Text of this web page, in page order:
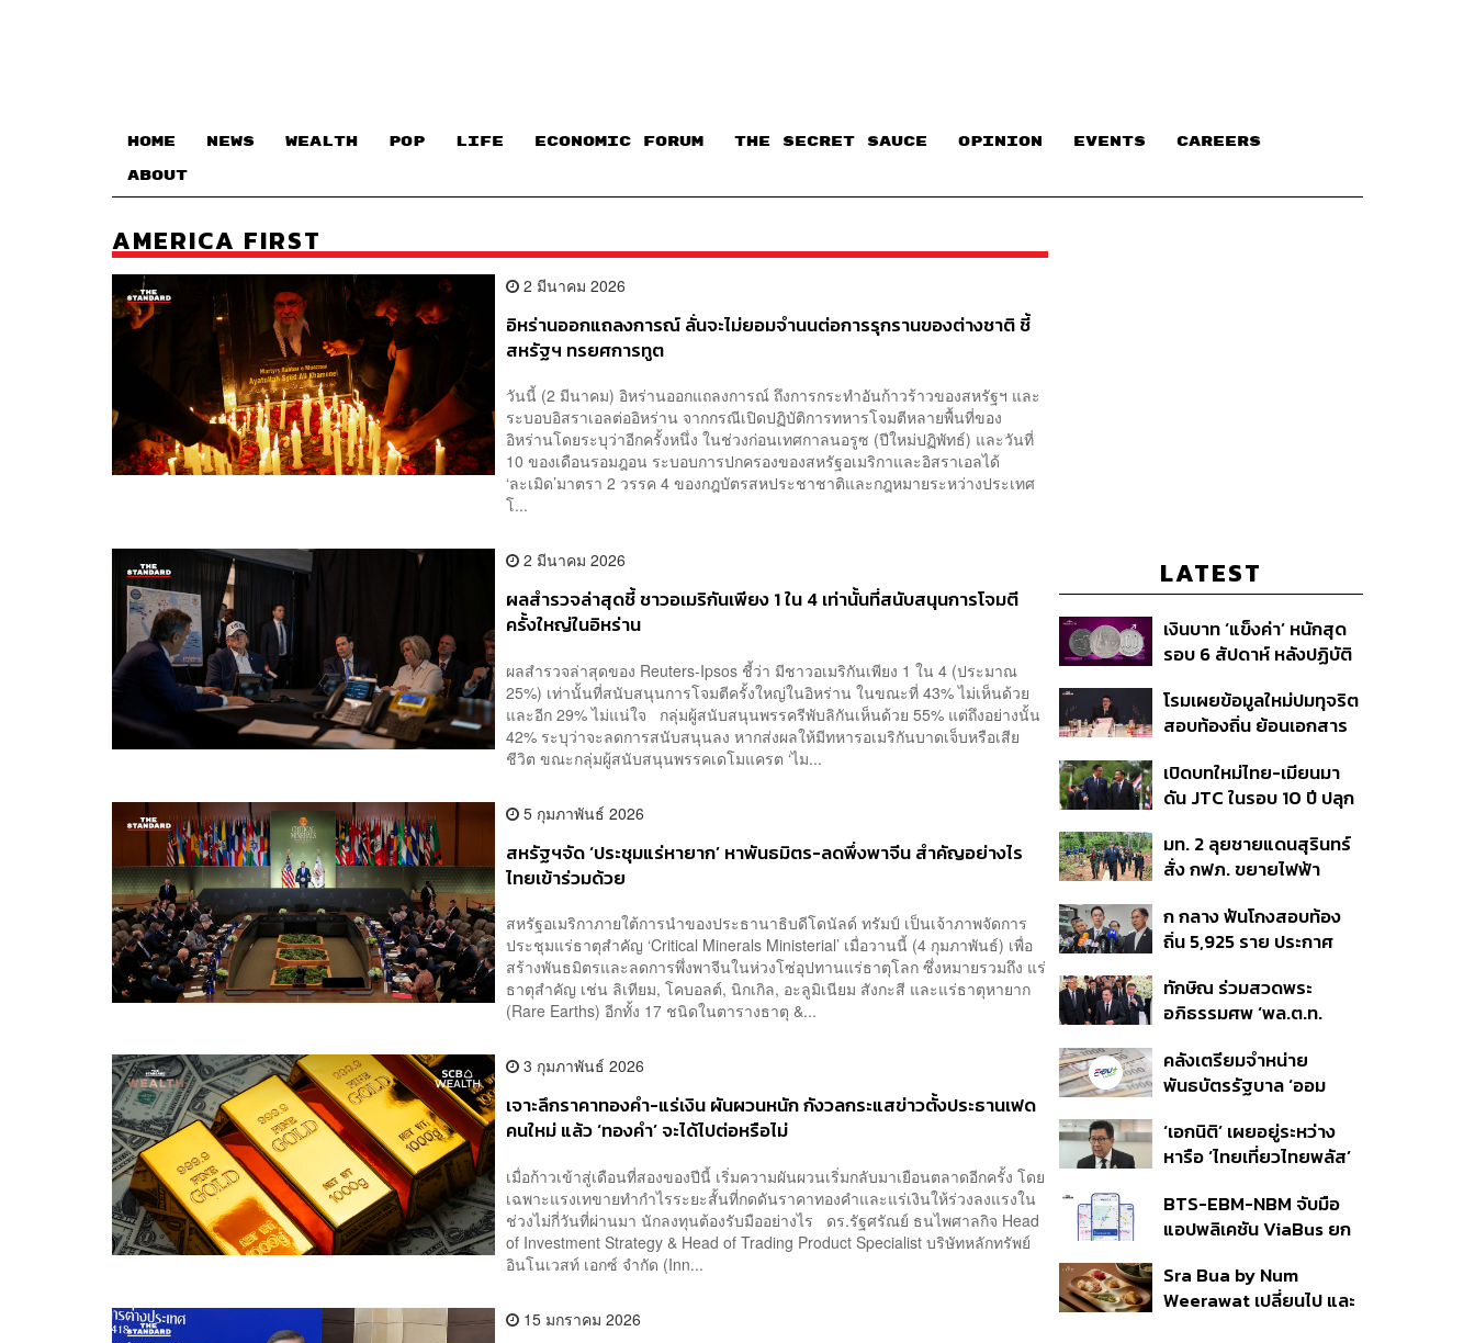
HOME NEWS WEALTH POP LIFE ECONOMIC FORUM THE SECRET SAUCE​ OPINION EVENTS CAREERS
ABOUT
AMERICA FIRST
2 มีนาคม 2026
อิหร่านออกแถลงการณ์ ลั่นจะไม่ยอมจำนนต่อการรุกรานของต่างชาติ ชี้
สหรัฐฯ ทรยศการทูต
วันนี้ (2 มีนาคม) อิหร่านออกแถลงการณ์ ถึงการกระทำอันก้าวร้าวของสหรัฐฯ และ
ระบอบอิสราเอลต่ออิหร่าน จากกรณีเปิดปฏิบัติการทหารโจมตีหลายพื้นที่ของ
อิหร่านโดยระบุว่าอีกครั้งหนึ่ง ในช่วงก่อนเทศกาลนอรูซ (ปีใหม่ปฏิพัทธ์) และวันที่
10 ของเดือนรอมฎอน ระบอบการปกครองของสหรัฐอเมริกาและอิสราเอลได้
‘ละเมิด’มาตรา 2 วรรค 4 ของกฎบัตรสหประชาชาติและกฎหมายระหว่างประเทศ
โ...
2 มีนาคม 2026
ผลสำรวจล่าสุดชี้ ชาวอเมริกันเพียง 1 ใน 4 เท่านั้นที่สนับสนุนการโจมตี
ครั้งใหญ่ในอิหร่าน
ผลสำรวจล่าสุดของ Reuters-Ipsos ชี้ว่า มีชาวอเมริกันเพียง 1 ใน 4 (ประมาณ
25%) เท่านั้นที่สนับสนุนการโจมตีครั้งใหญ่ในอิหร่าน ในขณะที่ 43% ไม่เห็นด้วย
และอีก 29% ไม่แน่ใจ กลุ่มผู้สนับสนุนพรรครีพับลิกันเห็นด้วย 55% แต่ถึงอย่างนั้น
42% ระบุว่าจะลดการสนับสนุนลง หากส่งผลให้มีทหารอเมริกันบาดเจ็บหรือเสีย
ชีวิต ขณะกลุ่มผู้สนับสนุนพรรคเดโมแครต ‘ไม...
5 กุมภาพันธ์ 2026
สหรัฐฯจัด ‘ประชุมแร่หายาก’ หาพันธมิตร-ลดพึ่งพาจีน สำคัญอย่างไร
ไทยเข้าร่วมด้วย
สหรัฐอเมริกาภายใต้การนำของประธานาธิบดีโดนัลด์ ทรัมป์ เป็นเจ้าภาพจัดการ
ประชุมแร่ธาตุสำคัญ ‘Critical Minerals Ministerial’ เมื่อวานนี้ (4 กุมภาพันธ์) เพื่อ
สร้างพันธมิตรและลดการพึ่งพาจีนในห่วงโซ่อุปทานแร่ธาตุโลก ซึ่งหมายรวมถึง แร่
ธาตุสำคัญ เช่น ลิเทียม, โคบอลต์, นิกเกิล, อะลูมิเนียม สังกะสี และแร่ธาตุหายาก
(Rare Earths) อีกทั้ง 17 ชนิดในตารางธาตุ &...
3 กุมภาพันธ์ 2026
เจาะลึกราคาทองคำ-แร่เงิน ผันผวนหนัก กังวลกระแสข่าวตั้งประธานเฟด
คนใหม่ แล้ว ‘ทองคำ’ จะได้ไปต่อหรือไม่
เมื่อก้าวเข้าสู่เดือนที่สองของปีนี้ เริ่มความผันผวนเริ่มกลับมาเยือนตลาดอีกครั้ง โดย
เฉพาะแรงเทขายทำกำไรระยะสั้นที่กดดันราคาทองคำและแร่เงินให้ร่วงลงแรงใน
ช่วงไม่กี่วันที่ผ่านมา นักลงทุนต้องรับมืออย่างไร ดร.รัฐศรัณย์ ธนไพศาลกิจ Head
of Investment Strategy & Head of Trading Product Specialist บริษัทหลักทรัพย์
อินโนเวสท์ เอกซ์ จำกัด (Inn...
15 มกราคม 2026
LATEST
เงินบาท ‘แข็งค่า’ หนักสุด
รอบ 6 สัปดาห์ หลังปฏิบัติ
สหรัฐฯ-ญี่ปุ่น Standard
Chartered เปิดเป้าสิ้นปีนี้
ต่อดอลลาร์
โรมเผยข้อมูลใหม่ปมทุจริต
สอบท้องถิ่น ย้อนเอกสาร
อนุทิน จ่อสอบต่อเอี่ยว
ตัดตอน ม.บูรพา หรือไม่
เปิดบทใหม่ไทย-เมียนมา
ดัน JTC ในรอบ 10 ปี ปลุก
ชายแดน ท่าเรือน้ำลึก
ทวาย
มท. 2 ลุยชายแดนสุรินทร์
สั่ง กฟภ. ขยายไฟฟ้า
350’ เสริมความมั่นคง
ชายแดน
ก กลาง ฟันโกงสอบท้อง
ถิ่น 5,925 ราย ประกาศ
ราย รอ ป.ป.ช. ขีดเส้นแล้ว
เสร็จ 31 ส.ค.
ทักษิณ ร่วมสวดพระ
อภิธรรมศพ ‘พล.ต.ท.
สิน’ สิริอายุ 103 ปี แกนนำ
เพื่อไทย-บุคคลหลาก
คลังเตรียมจำหน่าย
พันธบัตรรัฐบาล ‘ออม
ก.ย.นี้ อาจเพิ่มสัดส่วนการ
ขายแบบ Small Lot First
‘เอกนิติ’ เผยอยู่ระหว่าง
หารือ ‘ไทยเที่ยวไทยพลัส’
แสนล้าน มั่นใจงบต่อ ‘ไทย
ช่วยไทย พลัส’ เฟส 2 มี
BTS-EBM-NBM จับมือ
แอปพลิเคชัน ViaBus ยก
รถไฟฟ้า 3 สายแบบเรียล
ไทม์
Sra Bua by Num
Weerawat เปลี่ยนไป และ